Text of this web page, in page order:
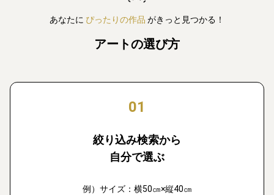
あなたに ぴったりの作品 がきっと見つかる！
アートの選び方
01
絞り込み検索から
自分で選ぶ
例）サイズ：横50㎝×縦40㎝